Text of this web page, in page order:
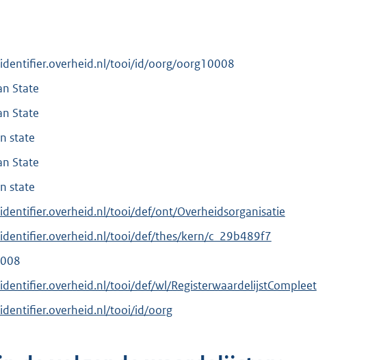
tooi/id/oorg/oorg10008
State
State
state
State
state
tooi/def/ont/Overheidsorganisatie
tooi/def/thes/kern/c_29b489f7
tooi/def/wl/RegisterwaardelijstCompleet
tooi/id/oorg